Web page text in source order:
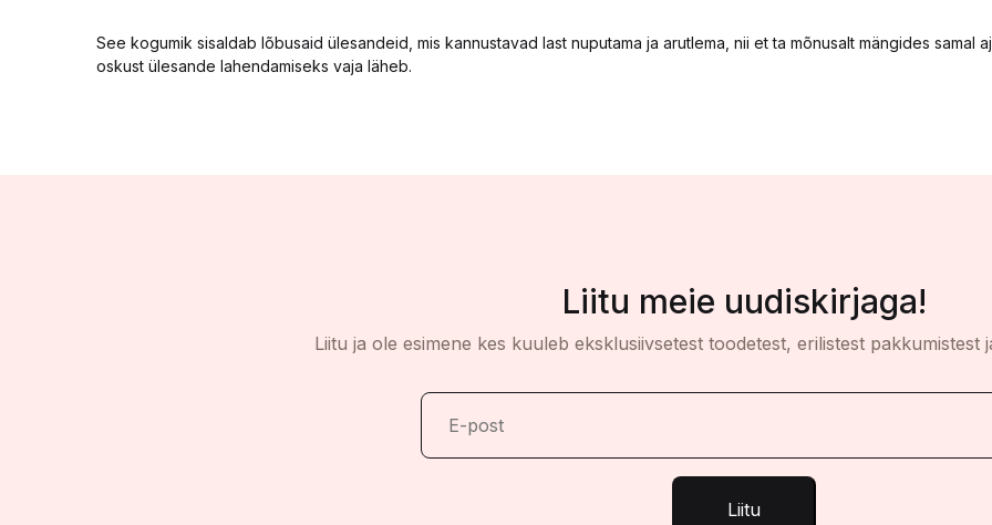
See kogumik sisaldab lõbusaid ülesandeid, mis kannustavad last nuputama ja arutlema, nii et ta mõnusalt mängides samal
oskust ülesande lahendamiseks vaja läheb.
Liitu meie uudiskirjaga!
Liitu ja ole esimene kes kuuleb eksklusiivsetest toodetest, erilistest pakkumistest
Liitu